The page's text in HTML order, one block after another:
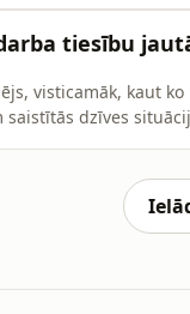
tiesību
visticamāk, kaut
dzīves